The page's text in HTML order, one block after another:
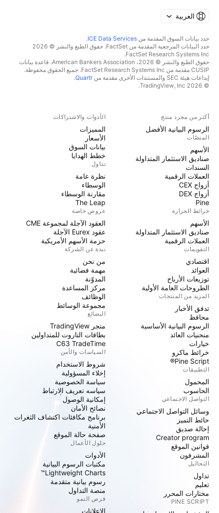
العربية
حدد بيانات السوق المقدمة من ICE Data Services
.
حدد البيانات المرجعية المقدمة من FactSet. حقوق الطبع والنشر © 2026
FactSet Research Systems Inc.
حقوق الطبع والنشر © 2026، American Bankers Association. قاعدة بيانات
CUSIP مقدمة من FactSet Research Systems Inc. جميع الحقوق محفوظة.
إيداعات هيئة SEC والمستندات الأخرى مقدمة من
Quartr
.
© 2026 TradingView, Inc.
أكثر من مجرد منتج
الرسوم البيانية الأفضل
المنصّات
الأسهم
صناديق الاستثمار المتداولة
السندات
العملات الرقمية
أزواج CEX
أزواج DEX
Pine
خرائط الحرارة
الأسهم
صناديق الاستثمار المتداولة
العملات الرقمية
التقويمات
اقتصادي
العوائد
توزيعات الأرباح
الطروحات العامة الأولية
المزيد من المنتجات
تدفق الأخبار
محافظ
الرسوم البيانية الأساسية
منحنيات العائد
خيارات
خرائط ماكرو
Pine Script®
التطبيقات
المحمول
الحاسوب
التواصل الاجتماعي
وسائل التواصل الاجتماعي
حائط التميز
إحالة صديق
Creator program
قوانين الموقع
المشرفون
التحاليل
تداول
تعليم
مختارات المحرر
PINE SCRIPT
الأدوات والاشتراكات
المميزات
الأسعار
بيانات السوق
خطط الهدايا
تداول
نظرة عامة
الوسطاء
مقارنة الوسطاء
The Leap
عروض خاصة
العقود الآجلة لمجموعة CME
عقود Eurex الآجلة
حزمة الأسهم الأمريكية
نبذة عن الشركة
من نحن
مهمة فضائية
المدوّنة
مركز المساعدة
الوظائف
مجموعة الوسائط
البضائع
متجر TradingView
بطاقات التاروت للمتداولين
C63 TradeTime
السياسات والأمن
شروط الاستخدام
إخلاء المسؤولية
سياسة الخصوصية
سياسه تعريف الارتباط
إمكانية الوصول
نصائح الأمان
برنامج مكافئات اكتشاف الثغرات
الأمنية
صفحة حالة الموقع
حلول الأعمال
الأدوات
مكتبات الرسوم البيانية
Lightweight Charts™
رسوم بيانية متقدمة
منصة التداول
فرص النمو
الإعلانات